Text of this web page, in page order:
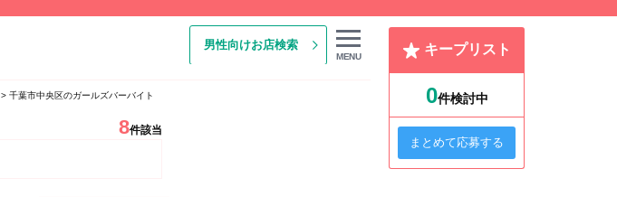
男性向けお店検索
MENU
千葉市中央区のガールズバーバイト
8件該当
キープリスト
0件検討中
まとめて応募する